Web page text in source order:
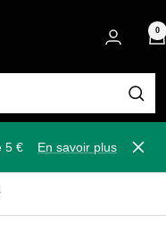
0
5 € En savoir plus